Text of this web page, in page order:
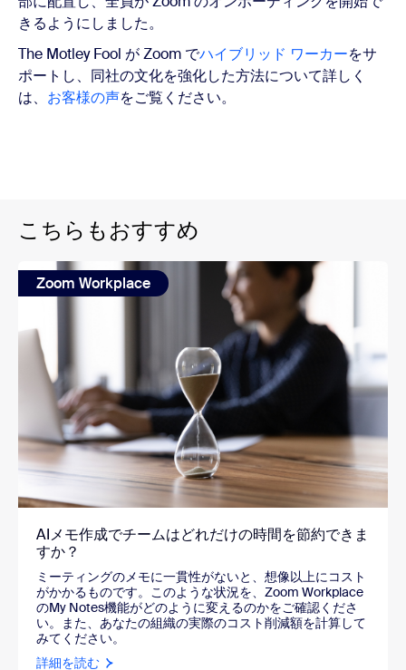
きるようにしました。
The Motley Fool が Zoom でハイブリッド ワーカーをサ
ポートし、同社の文化を強化した方法について詳しく
は、 お客様の声をご覧ください。
こちらもおすすめ
Zoom Workplace
AIメモ作成でチームはどれだけの時間を節約できま
すか？
ミーティングのメモに一貫性がないと、想像以上にコスト
がかかるものです。このような状況を、Zoom Workplace
のMy Notes機能がどのように変えるのかをご確認くださ
い。また、あなたの組織の実際のコスト削減額を計算して
みてください。
詳細を読む